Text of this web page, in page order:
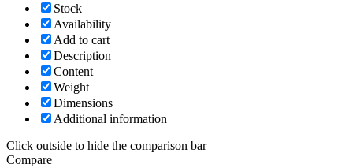
Stock
Availability
Add to cart
Description
Content
Weight
Dimensions
Additional information
Click outside to hide the comparison bar
Compare